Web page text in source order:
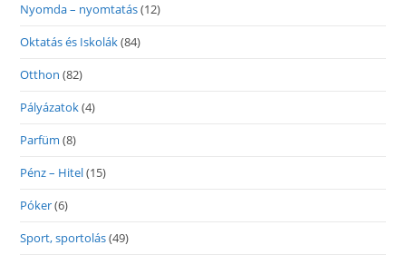
Nyomda – nyomtatás(12)
Oktatás és Iskolák(84)
Otthon (82)
Pályázatok(4)
Parfüm (8)
Pénz – Hitel(15)
Póker(6)
Sport, sportolás(49)